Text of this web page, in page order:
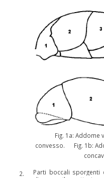
Fig. 1a: Addome
convesso. Fig. 1b:
2.
Parti boccali